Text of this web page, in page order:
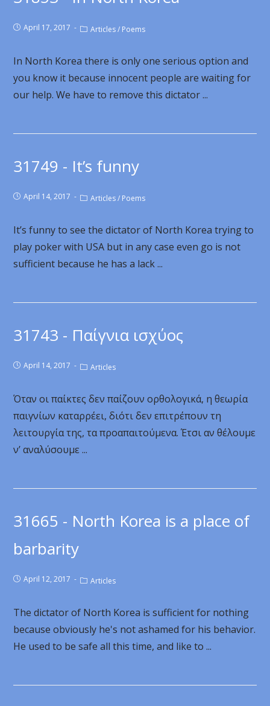
April 17, 2017 Articles / Poems
In North Korea there is only one serious option and
you know it because innocent people are waiting for
our help. We have to remove this dictator ...
31749 - It’s funny
April 14, 2017 Articles / Poems
It’s funny to see the dictator of North Korea trying to
play poker with USA but in any case even go is not
sufficient because he has a lack ...
31743 - Παίγνια ισχύος
April 14, 2017 Articles
Όταν οι παίκτες δεν παίζουν ορθολογικά, η θεωρία
παιγνίων καταρρέει, διότι δεν επιτρέπουν τη
λειτουργία της, τα προαπαιτούμενα. Έτσι αν θέλουμε
ν’ αναλύσουμε ...
31665 - North Korea is a place of
barbarity
April 12, 2017 Articles
The dictator of North Korea is sufficient for nothing
because obviously he's not ashamed for his behavior.
He used to be safe all this time, and like to ...